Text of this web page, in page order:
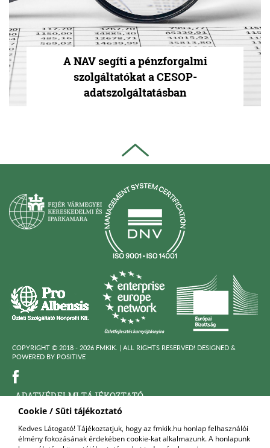
Cookie / Süti tájékoztató
Kedves Látogató! Tájékoztatjuk, hogy az fmkik.hu honlap felhasználói
élmény fokozásának érdekében cookie-kat alkalmazunk. A honlapunk
A NAV segíti a pénzforgalmi
szolgáltatókat a CESOP-
adatszolgáltatásban
COPYRIGHT © 2018 - 2026 FMKIK. | ALL RIGHTS RESERVED! DESIGNED &
POWERED BY POSITIVE
ADATVÉDELMI TÁJÉKOZTATÓ
FELNŐTTKÉPZŐ SZERVEZET